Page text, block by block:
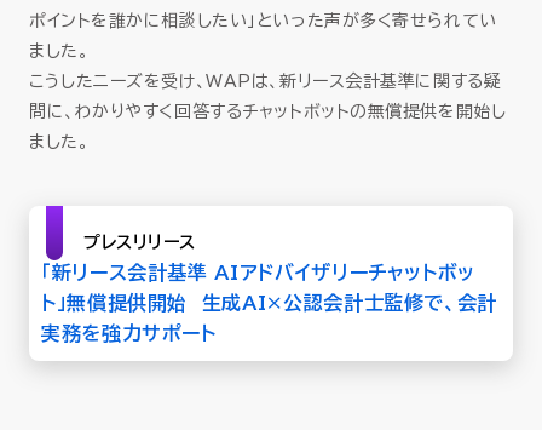
回答精度改善のコツ②：WAPのAI専門チームが
利用定着のコツ：全体展開のPR設計を考える（適
ために
ポイントを誰かに相談したい」といった声が多く寄せられてい
ました。
こうしたニーズを受け、WAPは、新リース会計基準に関する疑
問に、わかりやすく回答するチャットボットの無償提供を開始し
ました。
プレスリリース
「新リース会計基準 AIアドバイザリーチャットボッ
ト」無償提供開始 生成AI×公認会計士監修で、会計
実務を強力サポート